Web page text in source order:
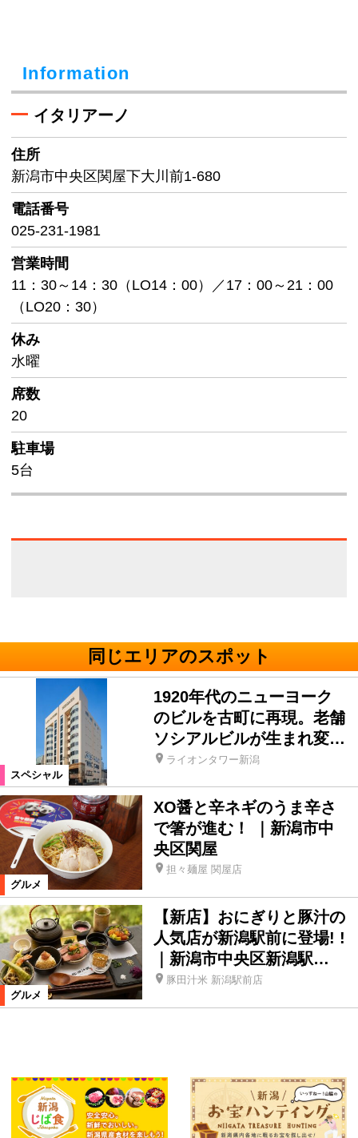
Information
イタリアーノ
住所
新潟市中央区関屋下大川前1-680
電話番号
025-231-1981
営業時間
11：30～14：30（LO14：00）／17：00～21：00
（LO20：30）
休み
水曜
席数
20
駐車場
5台
同じエリアのスポット
スペシャル
1920年代のニューヨーク
のビルを古町に再現。老舗
ソシアルビルが生まれ変…
ライオンタワー新潟
グルメ
XO醤と辛ネギのうま辛さ
で箸が進む！ ｜新潟市中
央区関屋
担々麺屋 関屋店
グルメ
【新店】おにぎりと豚汁の
人気店が新潟駅前に登場! !
｜新潟市中央区新潟駅…
豚田汁米 新潟駅前店